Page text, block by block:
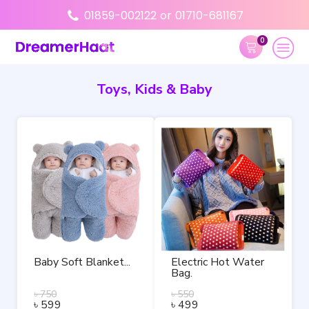
01859-002122 or 01710-681167
0
Toys, Kids & Baby
Baby Soft Blanket...
৳750
৳ 599
Electric Hot Water
Bag.
৳550
৳499